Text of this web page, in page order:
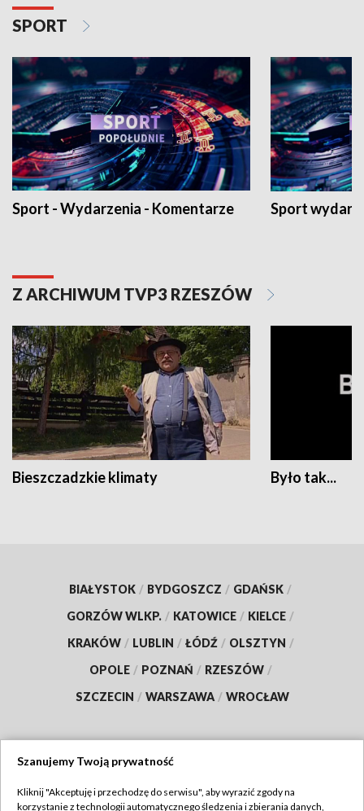
SPORT
Sport - Wydarzenia - Komentarze Sport
Z ARCHIWUM TVP3 RZESZÓW
Bieszczadzkie klimaty Było tak...
BIAŁYSTOK / BYDGOSZCZ / GDAŃSK /
GORZÓW WLKP. / KATOWICE / KIELCE /
KRAKÓW / LUBLIN / ŁÓDŹ / OLSZTYN /
OPOLE / POZNAŃ / RZESZÓW /
SZCZECIN / WARSZAWA / WROCŁAW
Szanujemy Twoją prywatność
Kliknij "Akceptuję i przechodzę do serwisu", aby wyrazić zgody na
korzystanie z technologii automatycznego śledzenia i zbierania danych,